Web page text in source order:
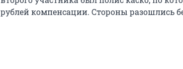
рублей компенсации. Стороны разошлись